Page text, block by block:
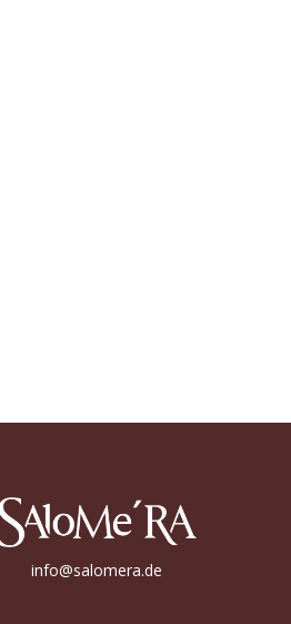
info@salomera.de